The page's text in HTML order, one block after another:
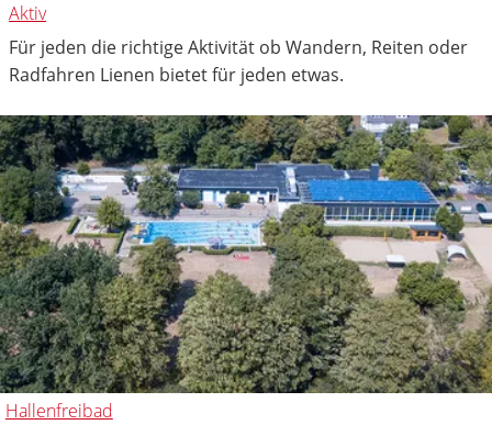
Aktiv
Für jeden die richtige Aktivität ob Wandern, Reiten oder
Radfahren Lienen bietet für jeden etwas.
Hallenfreibad